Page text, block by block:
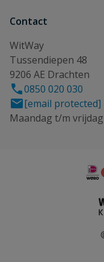
Contact
WitWay
Tussendiepen 48
9206 AE Drachten
0850 020 030
[email protected]
Maandag t/m